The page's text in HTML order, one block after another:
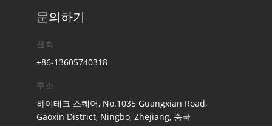
문의하기
전화
+86-13605740318
주소
하이테크 스퀘어, No.1035 Guangxian Road,
Gaoxin District, Ningbo, Zhejiang, 중국